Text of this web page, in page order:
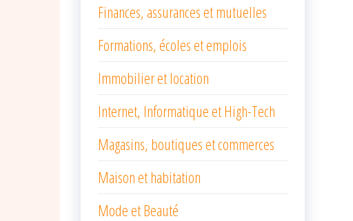
Finances, assurances et mutuelles
Formations, écoles et emplois
Immobilier et location
Internet, Informatique et High-Tech
Magasins, boutiques et commerces
Maison et habitation
Mode et Beauté